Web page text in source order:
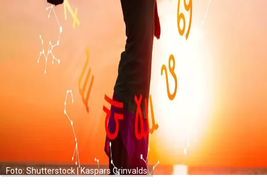
Foto: Shutterstock | Kaspars Grinvalds